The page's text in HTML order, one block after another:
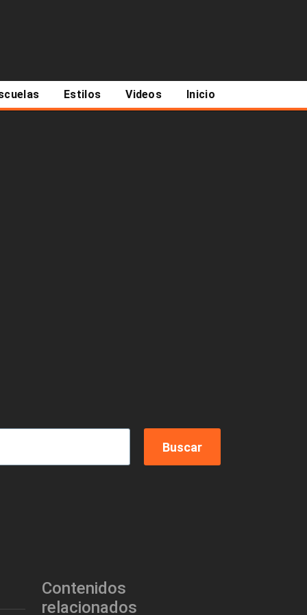
Estilos Videos Inicio
Contenidos
relacionados